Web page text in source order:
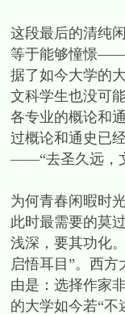
这段最后的清纯
等于能够憧憬——
据了如今大学的
文科学生也没可
各专业的概论和
过概论和通史已
——“去圣久远，
为何青春闲暇时
此时最需要的莫
浅深，要其功化
启悟耳目”。西
由是：选择作家
的大学如今若“不